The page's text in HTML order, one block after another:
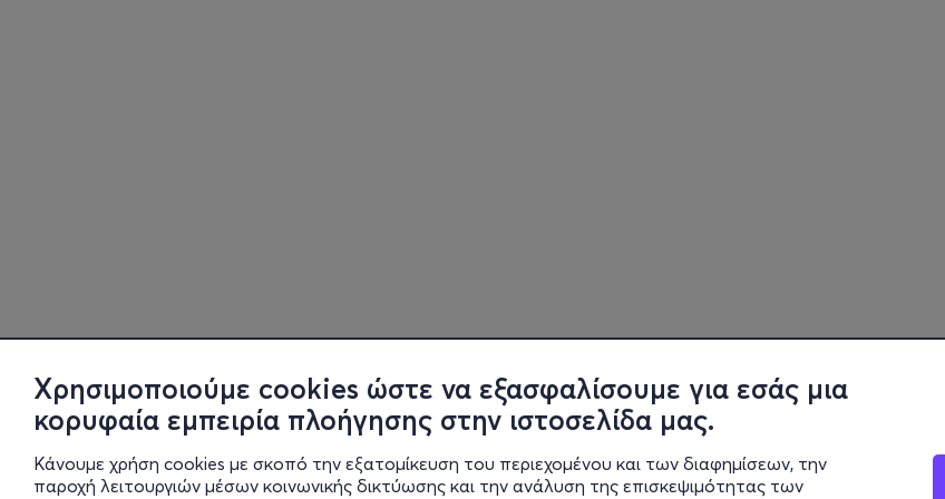
Χρησιμοποιούμε cookies ώστε να εξασφαλίσουμε για εσάς μια
κορυφαία εμπειρία πλοήγησης στην ιστοσελίδα μας.
Κάνουμε χρήση cookies με σκοπό την εξατομίκευση του περιεχομένου και των διαφημίσεων, την
παροχή λειτουργιών μέσων κοινωνικής δικτύωσης και την ανάλυση της επισκεψιμότητας των